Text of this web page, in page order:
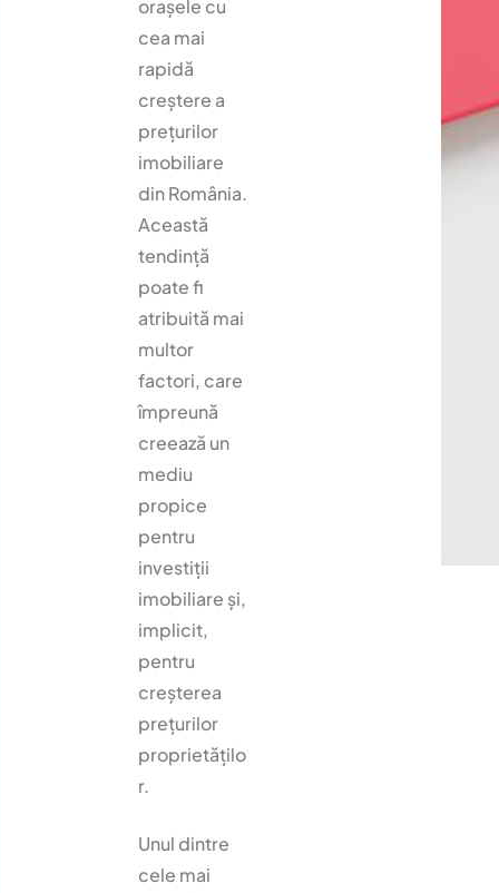
orașele cu
cea mai
rapidă
creștere a
prețurilor
imobiliare
din România.
Această
tendință
poate fi
atribuită mai
multor
factori, care
împreună
creează un
mediu
propice
pentru
investiții
imobiliare și,
implicit,
pentru
creșterea
prețurilor
proprietățilo
r.
Unul dintre
cele mai